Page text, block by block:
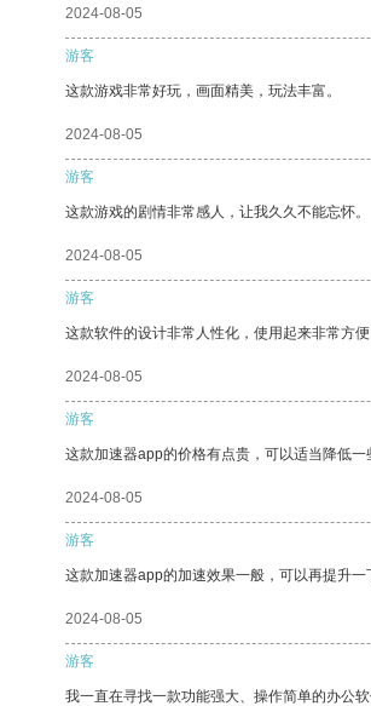
2024-08-05
游客
这款游戏非常好玩，画面精美，玩法丰富。
2024-08-05
游客
这款游戏的剧情非常感人，让我久久不能忘怀。
2024-08-05
游客
这款软件的设计非常人性化，使用起来非常方便
2024-08-05
游客
这款加速器app的价格有点贵，可以适当降低
2024-08-05
游客
这款加速器app的加速效果一般，可以再提升一
2024-08-05
游客
我一直在寻找一款功能强大、操作简单的办公